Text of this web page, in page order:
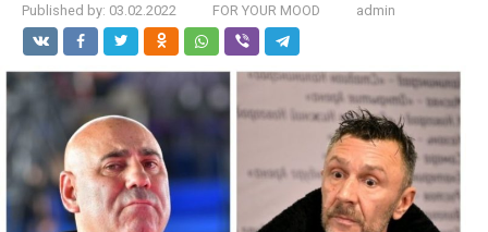
Published by: 03.02.2022 FOR YOUR MOOD admin